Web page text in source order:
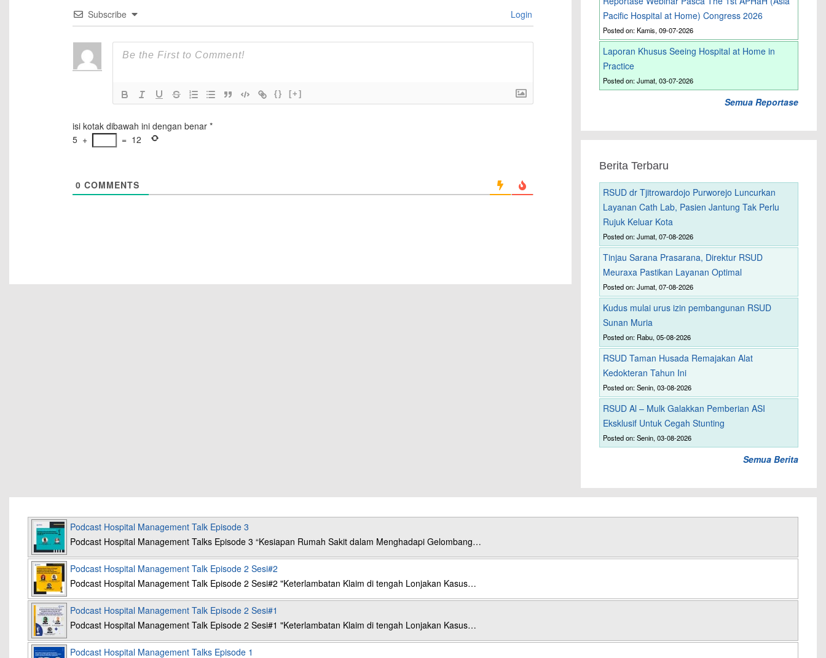
Subscribe Login
{} [+]
isi kotak dibawah ini dengan benar*
5 + = 12
0 COMMENTS
Pacific Hospital at Home) Congress 2026
Posted on: Kamis, 09-07-2026
Laporan Khusus Seeing Hospital at Home in
Practice
Posted on: Jumat, 03-07-2026
Semua Reportase
Berita Terbaru
RSUD dr Tjitrowardojo Purworejo Luncurkan
Layanan Cath Lab, Pasien Jantung Tak Perlu
Rujuk Keluar Kota
Posted on: Jumat, 07-08-2026
Tinjau Sarana Prasarana, Direktur RSUD
Meuraxa Pastikan Layanan Optimal
Posted on: Jumat, 07-08-2026
Kudus mulai urus izin pembangunan RSUD
Sunan Muria
Posted on: Rabu, 05-08-2026
RSUD Taman Husada Remajakan Alat
Kedokteran Tahun Ini
Posted on: Senin, 03-08-2026
RSUD Al – Mulk Galakkan Pemberian ASI
Eksklusif Untuk Cegah Stunting
Posted on: Senin, 03-08-2026
Semua Berita
Podcast Hospital Management Talk Episode 3
Podcast Hospital Management Talks Episode 3 “Kesiapan Rumah Sakit dalam Menghadapi Gelombang…
Podcast Hospital Management Talk Episode 2 Sesi#2
Podcast Hospital Management Talk Episode 2 Sesi#2 "Keterlambatan Klaim di tengah Lonjakan Kasus…
Podcast Hospital Management Talk Episode 2 Sesi#1
Podcast Hospital Management Talk Episode 2 Sesi#1 "Keterlambatan Klaim di tengah Lonjakan Kasus…
Podcast Hospital Management Talks Episode 1